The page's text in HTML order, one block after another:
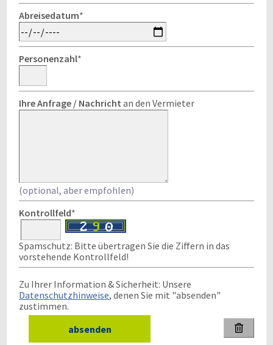
Abreisedatum*
Personenzahl*
Ihre Anfrage / Nachricht an den Vermieter
(optional, aber empfohlen)
Kontrollfeld*
Spamschutz: Bitte übertragen Sie die Ziffern in das
vorstehende Kontrollfeld!
Zu Ihrer Information & Sicherheit: Unsere
Datenschutzhinweise, denen Sie mit "absenden"
zustimmen.
